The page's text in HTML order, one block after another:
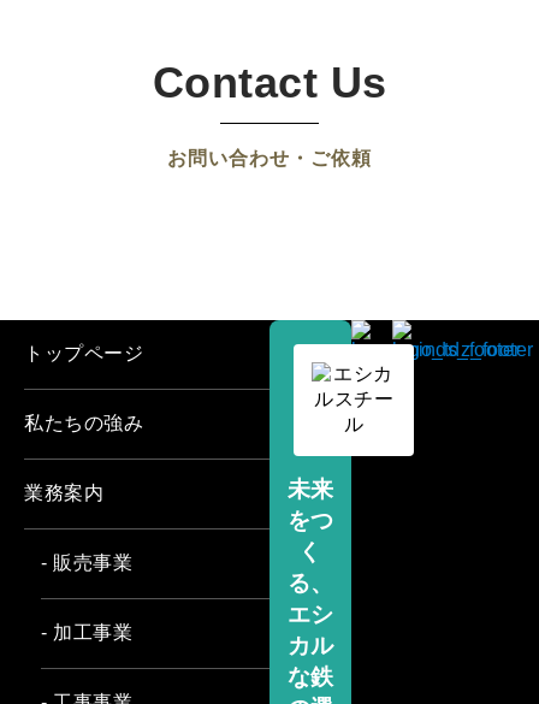
Contact Us
お問い合わせ・ご依頼
未来
をつ
く
る、
エシ
カル
な鉄
トップページ
私たちの強み
業務案内
- 販売事業
- 加工事業